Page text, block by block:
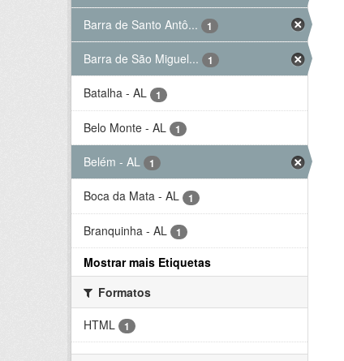
Barra de Santo Antô... 1
Barra de São Miguel... 1
Batalha - AL 1
Belo Monte - AL 1
Belém - AL 1
Boca da Mata - AL 1
Branquinha - AL 1
Mostrar mais Etiquetas
Formatos
HTML
1